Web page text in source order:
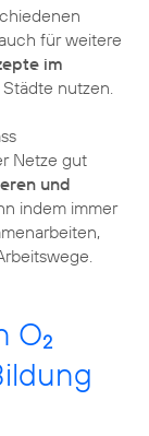
für weitere
im
nutzen.
Netze gut
und
indem immer
O2